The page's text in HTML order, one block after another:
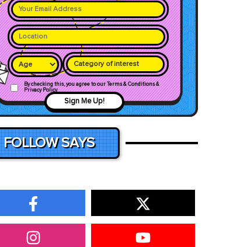
Category of interest
By checking this, you agree to our Terms & Conditions &
Privacy Policy
Sign Me Up!
FOLLOW SAYS